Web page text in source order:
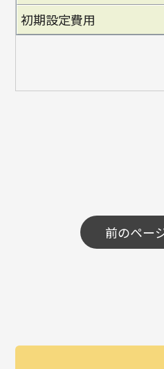
初期設定費用
前のペー